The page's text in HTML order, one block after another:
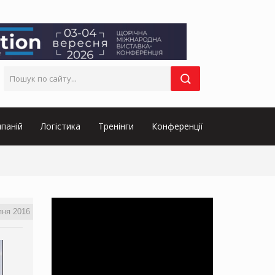
Логістика Тренінги Конференції
2016